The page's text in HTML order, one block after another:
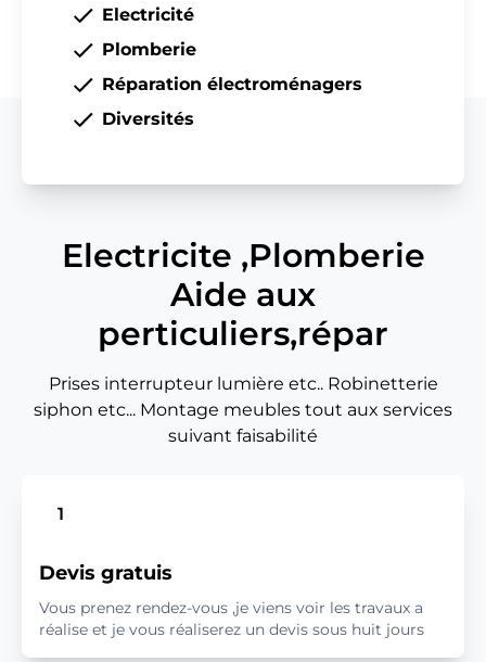
Electricité
Plomberie
Réparation électroménagers
Diversités
Electricite ,Plomberie
Aide aux
perticuliers,répar
Prises interrupteur lumière etc.. Robinetterie
siphon etc... Montage meubles tout aux services
suivant faisabilité
1
Devis gratuis
Vous prenez rendez-vous ,je viens voir les travaux a
réalise et je vous réaliserez un devis sous huit jours